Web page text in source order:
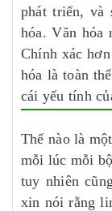
phát triển, và
hóa. Văn hóa
Chính xác
hóa là toàn
cái yếu tính
Thế nào là
mỗi lúc mỗi
tuy nhiên
xin nói rằng